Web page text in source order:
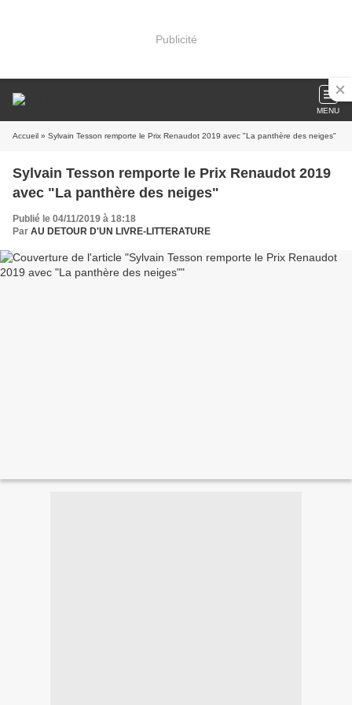
Publicité
MENU
Accueil » Sylvain Tesson remporte le Prix Renaudot 2019 avec "La panthère des neiges"
Sylvain Tesson remporte le Prix Renaudot 2019
avec "La panthère des neiges"
Publié le 04/11/2019 à 18:18
Par AU DETOUR D'UN LIVRE-LITTERATURE